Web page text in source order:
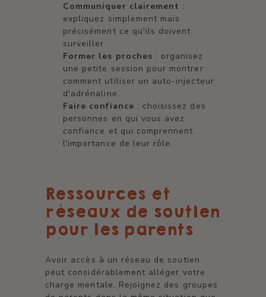
Communiquer clairement :
expliquez simplement mais
précisément ce qu'ils doivent
surveiller.
Former les proches : organisez
une petite session pour montrer
comment utiliser un auto-injecteur
d'adrénaline.
Faire confiance : choisissez des
personnes en qui vous avez
confiance et qui comprennent
l'importance de leur rôle.
Ressources et
réseaux de soutien
pour les parents
Avoir accès à un réseau de soutien
peut considérablement alléger votre
charge mentale. Rejoignez des groupes